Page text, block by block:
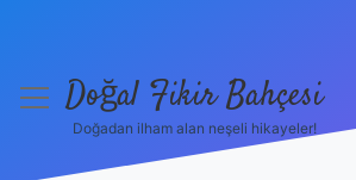
menüyüDoğal Fikir Bahçesi
Doğadan ilham alan neşeli hikayeler!